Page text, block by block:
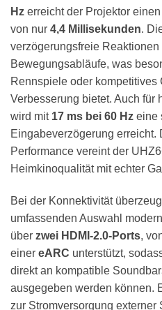
Hz erreicht der Projektor
von nur 4,4 Millisekunden.
verzögerungsfreie
Bewegungsabläufe, was
Rennspiele oder kompetitives
Verbesserung bietet. Auch
wird mit 17 ms bei 60 Hz eine
Eingabeverzögerung erreicht.
Performance vereint der
Heimkinoqualität mit echter
Bei der Konnektivität
umfassenden Auswahl
über zwei HDMI-2.0-Ports,
einer eARC unterstützt,
direkt an kompatible
ausgegeben werden können.
zur Stromversorgung externer